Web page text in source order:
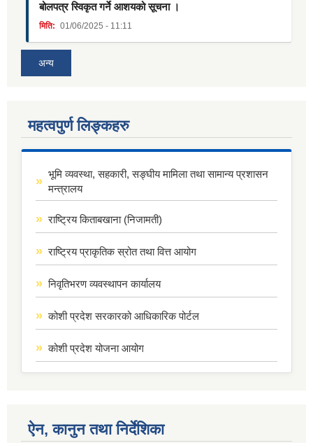
बोलपत्र स्विकृत गर्ने आशयको सूचना ।
मिति: 01/06/2025 - 11:11
अन्य
महत्वपुर्ण लिङ्कहरु
भूमि व्यवस्था, सहकारी, सङ्घीय मामिला तथा सामान्य प्रशासन
मन्त्रालय
राष्ट्रिय किताबखाना (निजामती)
राष्ट्रिय प्राकृतिक स्रोत तथा वित्त आयोग
निवृतिभरण व्यवस्थापन कार्यालय
कोशी प्रदेश सरकारको आधिकारिक पोर्टल
कोशी प्रदेश योजना आयोग
ऐन, कानुन तथा निर्देशिका